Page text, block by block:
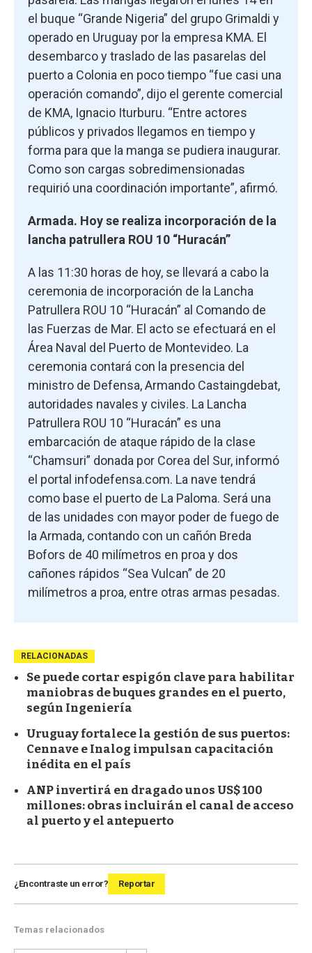
el buque “Grande Nigeria” del grupo Grimaldi y
operado en Uruguay por la empresa KMA. El
desembarco y traslado de las pasarelas del
puerto a Colonia en poco tiempo “fue casi una
operación comando”, dijo el gerente comercial
de KMA, Ignacio Iturburu. “Entre actores
públicos y privados llegamos en tiempo y
forma para que la manga se pudiera inaugurar.
Como son cargas sobredimensionadas
requirió una coordinación importante”, afirmó.
Armada. Hoy se realiza incorporación de la
lancha patrullera ROU 10 “Huracán”
A las 11:30 horas de hoy, se llevará a cabo la
ceremonia de incorporación de la Lancha
Patrullera ROU 10 “Huracán” al Comando de
las Fuerzas de Mar. El acto se efectuará en el
Área Naval del Puerto de Montevideo. La
ceremonia contará con la presencia del
ministro de Defensa, Armando Castaingdebat,
autoridades navales y civiles. La Lancha
Patrullera ROU 10 “Huracán” es una
embarcación de ataque rápido de la clase
“Chamsuri” donada por Corea del Sur, informó
el portal infodefensa.com. La nave tendrá
como base el puerto de La Paloma. Será una
de las unidades con mayor poder de fuego de
la Armada, contando con un cañón Breda
Bofors de 40 milímetros en proa y dos
cañones rápidos “Sea Vulcan” de 20
milímetros a proa, entre otras armas pesadas.
RELACIONADAS
Se puede cortar espigón clave para habilitar
maniobras de buques grandes en el puerto,
según Ingeniería
Uruguay fortalece la gestión de sus puertos:
Cennave e Inalog impulsan capacitación
inédita en el país
ANP invertirá en dragado unos US$ 100
millones: obras incluirán el canal de acceso
al puerto y el antepuerto
¿Encontraste un error? Reportar
Temas relacionados